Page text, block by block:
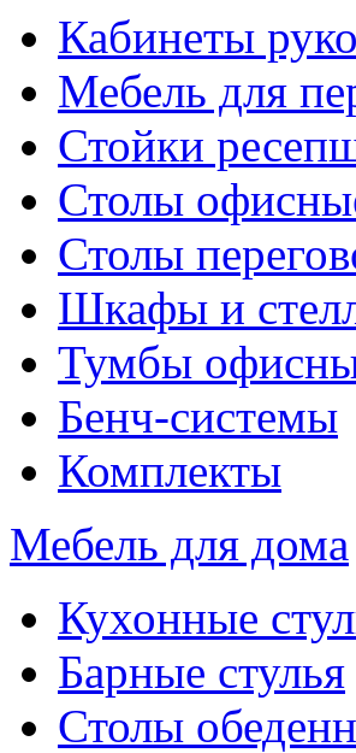
Кабинеты
Мебель для
Стойки
Столы
Столы
Шкафы и
Тумбы
Бенч-системы
Комплекты
Мебель для дома
Кухонные
Барные стулья
Столы